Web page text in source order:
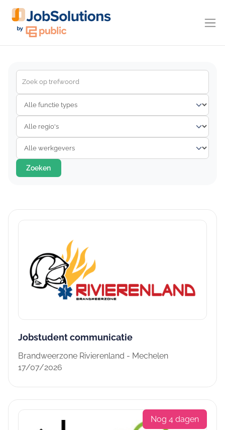
Zoeken
Jobstudent communicatie
Brandweerzone Rivierenland - Mechelen
17/07/2026
Nog 4 dagen